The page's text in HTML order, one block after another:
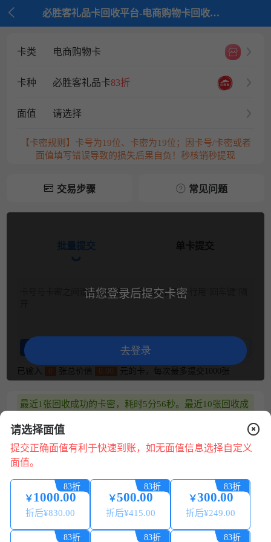
 必胜客礼品卡回收平台-电商购物卡回收平台-京大大回收
卡类 电商购物卡
卡种 必胜客礼品卡83折
面值 请选择
【卡密规则】卡号为19位、卡密为19位；因卡号/卡密或者
面值填写错误导致的损失后果自负！秒核销秒提现
交易步骤 常见问题
请您登录后提交卡密
去登录
批量提交 单卡提交
卡号与卡密之间请用空格隔开，每张卡占用一行用“回车键”隔
已输入 张总价值 元的卡，每次最多提交1000张
最近1张回收成功的卡密，耗时5分56秒。最近10张回收成
兑换说明
1.平台24小时可提交兑换，可随时提现，系统自动处理。
3.卡券来源正规合法:提现秒到账 微信、支付宝提现0费用。
4.为保证您的账户安全，请配合平台做好相关身份认证，提
现必须保持实名账号一致。
5.本平台只回收合法来源的卡券，严禁使用本平台进行销
赃、诈骗、洗钱等违法犯罪活动。
请选择面值
提交正确面值有利于快速到账，如无面值信息选择自定义
面值。
￥1000.00
折后¥830.00
83折
￥500.00
折后¥415.00
83折
￥300.00
折后¥249.00
83折
83折 83折 83折